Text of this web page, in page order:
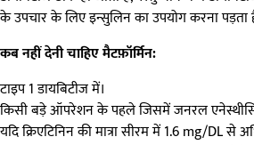
के उपचार के लिए इन्सुलिन का उपयोग करना पड़ता
कब नहीं देनी चाहिए मैटफ़ॉर्मिन:
टाइप 1 डायबिटीज में।
किसी बड़े ऑपरेशन के पहले जिसमें जनरल
यदि क्रिएटिनिन की मात्रा सीरम में 1.6 mg/DL से